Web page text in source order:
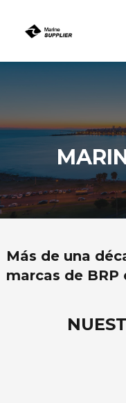
Más de una
marcas de BRP